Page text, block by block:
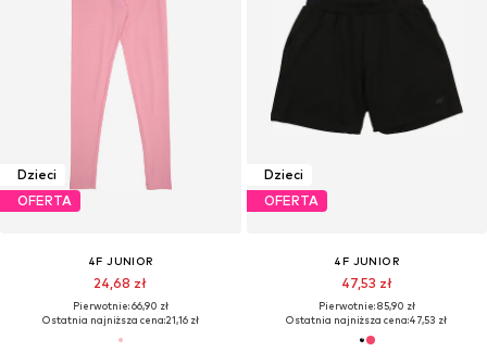
Dzieci
OFERTA
4F JUNIOR
24,68 zł
Pierwotnie: 66,90 zł
Ostatnia najniższa cena:21,16 zł
Dzieci
OFERTA
4F JUNIOR
47,53 zł
Pierwotnie: 85,90 zł
Ostatnia najniższa cena:47,53 zł